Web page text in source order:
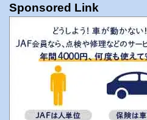
Sponsored Link